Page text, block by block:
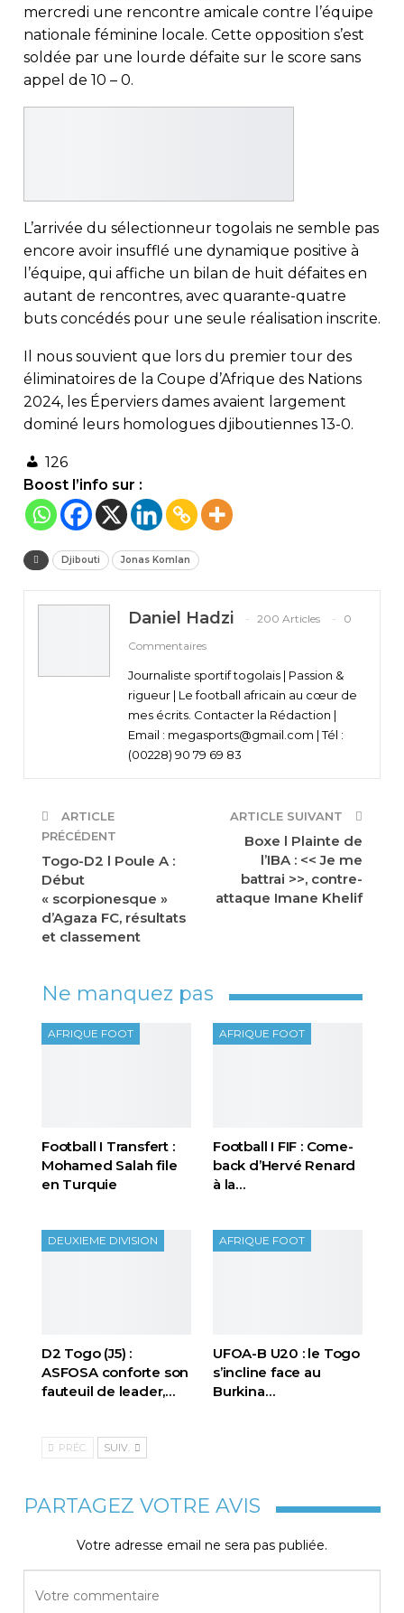
mercredi une rencontre amicale contre l’équipe
nationale féminine locale. Cette opposition s’est
soldée par une lourde défaite sur le score sans
appel de 10 – 0.
L’arrivée du sélectionneur togolais ne semble pas
encore avoir insufflé une dynamique positive à
l’équipe, qui affiche un bilan de huit défaites en
autant de rencontres, avec quarante-quatre
buts concédés pour une seule réalisation inscrite.
Il nous souvient que lors du premier tour des
éliminatoires de la Coupe d’Afrique des Nations
2024, les Éperviers dames avaient largement
dominé leurs homologues djiboutiennes 13-0.
126
Boost l’info sur :
Djibouti Jonas Komlan
Daniel Hadzi 200 Articles
0
Commentaires
Journaliste sportif togolais | Passion &
rigueur | Le football africain au cœur de
mes écrits. Contacter la Rédaction |
Email : megasports@gmail.com | Tél :
(00228) 90 79 69 83
ARTICLE
PRÉCÉDENT
Togo-D2 l Poule A :
Début
« scorpionesque »
d’Agaza FC, résultats
et classement
ARTICLE SUIVANT
Boxe l Plainte de
l’IBA : << Je me
battrai >>, contre-
attaque Imane Khelif
Ne manquez pas
AFRIQUE FOOT
Football I Transfert :
Mohamed Salah file
en Turquie
AFRIQUE FOOT
Football I FIF : Come-
back d’Hervé Renard
à la…
DEUXIEME DIVISION
D2 Togo (J5) :
ASFOSA conforte son
fauteuil de leader,…
AFRIQUE FOOT
UFOA-B U20 : le Togo
s’incline face au
Burkina…
PRÉC. SUIV.
PARTAGEZ VOTRE AVIS
Votre adresse email ne sera pas publiée.